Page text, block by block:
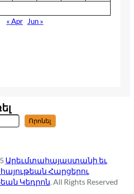
« Apr
Jun »
S
e
c
h
Որոնել
Արեւմտահայաստանի եւ
Հարցերու
Կեդրոն. All Rights Reserved